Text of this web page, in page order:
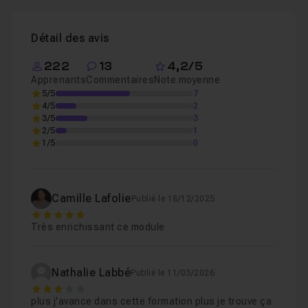
Détail des avis
222
Apprenants
13
Commentaires
4,2/5
Note moyenne
5/5
7
4/5
2
3/5
3
2/5
1
1/5
0
Camille Lafolie Publié le 18/12/2025
5
Très enrichissant ce module
Nathalie LabbéPublié le 11/03/2026
3
plus j'avance dans cette formation plus je trouve ça